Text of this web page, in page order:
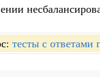
тесты с ответами